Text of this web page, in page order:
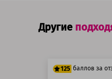
Другие
125 баллов за